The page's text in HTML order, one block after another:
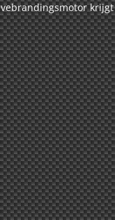
vebrandingsmotor krijgt